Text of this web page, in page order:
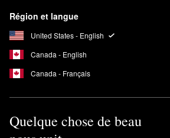
Région et langue
United States - English
Canada - English
Canada - Français
Quelque chose de beau